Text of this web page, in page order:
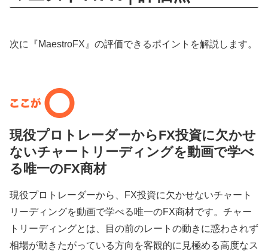
次に『MaestroFX』の評価できるポイントを解説します。
現役プロトレーダーからFX投資に欠かせ
ないチャートリーディングを動画で学べ
る唯一のFX商材
現役プロトレーダーから、FX投資に欠かせないチャート
リーディングを動画で学べる唯一のFX商材です。チャー
トリーディングとは、目の前のレートの動きに惑わされず
相場が動きたがっている方向を客観的に見極める高度なス